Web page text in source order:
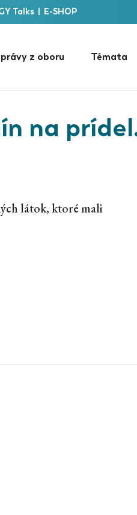
Talks E-SHOP
z oboru Témata
na
látok, ktoré mali